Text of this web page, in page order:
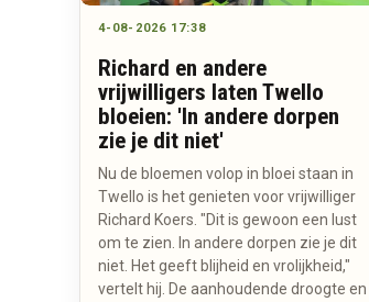
4-08-2026 17:38
Richard en andere
vrijwilligers laten Twello
bloeien: 'In andere dorpen
zie je dit niet'
Nu de bloemen volop in bloei staan in
Twello is het genieten voor vrijwilliger
Richard Koers. "Dit is gewoon een lust
om te zien. In andere dorpen zie je dit
niet. Het geeft blijheid en vrolijkheid,"
vertelt hij. De aanhoudende droogte en